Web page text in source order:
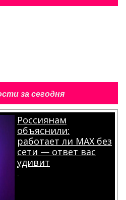
за сегодня
Россиянам
объяснили:
работает ли MAX без
сети — ответ вас
удивит
.